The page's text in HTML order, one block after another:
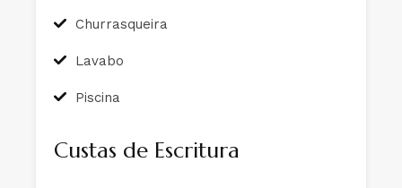
Churrasqueira
Lavabo
Piscina
Custas de Escritura